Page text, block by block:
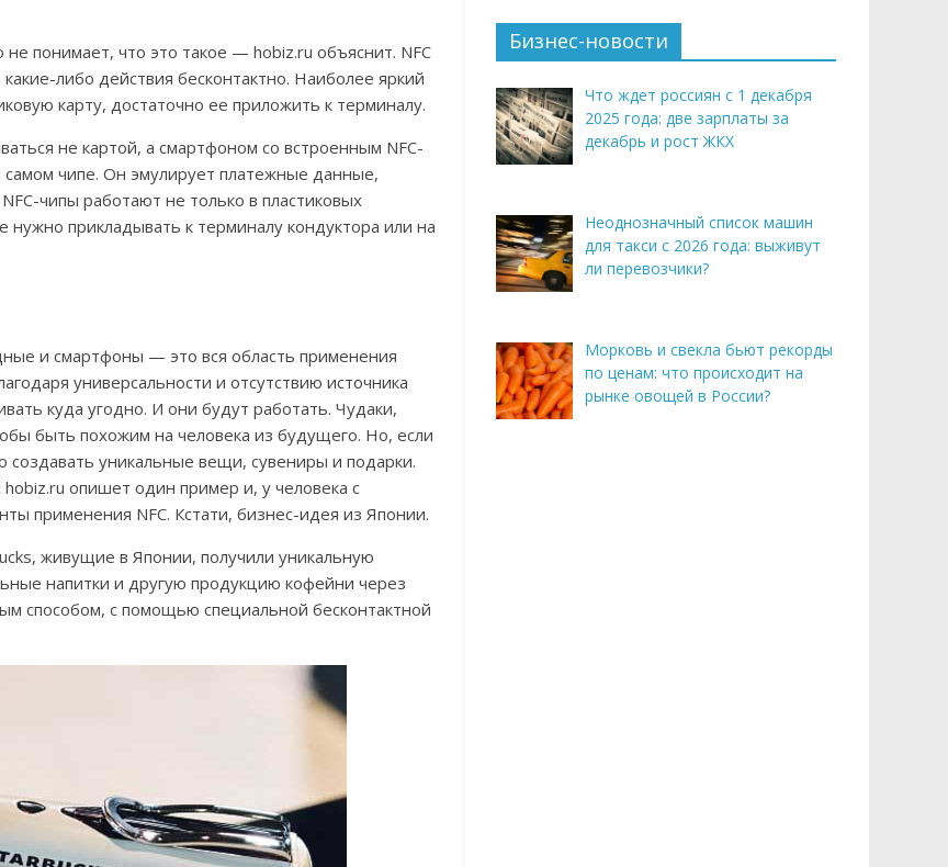
понимает, что это такое — hobiz.ru объяснит. NFC
либо действия бесконтактно. Наиболее яркий
карту, достаточно ее приложить к терминалу.
не картой, а смартфоном со встроенным NFC-
самом чипе. Он эмулирует платежные данные,
чипы работают не только в пластиковых
нужно прикладывать к терминалу кондуктора или на
и смартфоны — это вся область применения
универсальности и отсутствию источника
куда угодно. И они будут работать. Чудаки,
быть похожим на человека из будущего. Но, если
создавать уникальные вещи, сувениры и подарки.
опишет один пример и, у человека с
применения NFC. Кстати, бизнес-идея из Японии.
живущие в Японии, получили уникальную
напитки и другую продукцию кофейни через
способом, с помощью специальной бесконтактной
Бизнес-новости
Что ждет россиян с 1 декабря
2025 года: две зарплаты за
декабрь и рост ЖКХ
Неоднозначный список машин
для такси с 2026 года: выживут
ли перевозчики?
Морковь и свекла бьют рекорды
по ценам: что происходит на
рынке овощей в России?